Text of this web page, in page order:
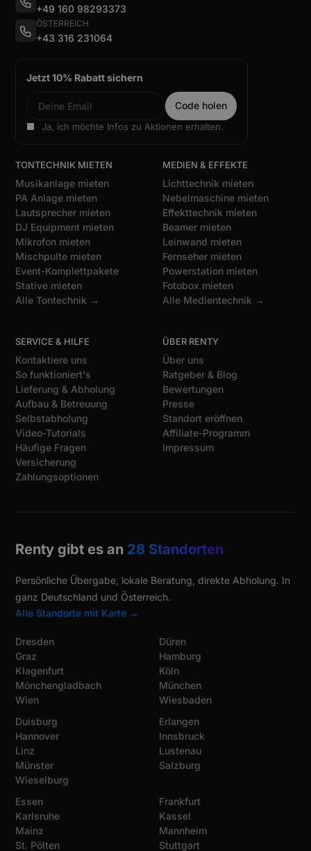
+49 160 98293373
ÖSTERREICH
+43 316 231064
Jetzt 10% Rabatt sichern
Ja, ich möchte Infos zu Aktionen erhalten.
TONTECHNIK MIETEN
Musikanlage mieten
PA Anlage mieten
Lautsprecher mieten
DJ Equipment mieten
Mikrofon mieten
Mischpulte mieten
Event-Komplettpakete
Stative mieten
Alle Tontechnik →
MEDIEN & EFFEKTE
Lichttechnik mieten
Nebelmaschine mieten
Effekttechnik mieten
Beamer mieten
Leinwand mieten
Fernseher mieten
Powerstation mieten
Fotobox mieten
Alle Medientechnik →
SERVICE & HILFE
Kontaktiere uns
So funktioniert's
Lieferung & Abholung
Aufbau & Betreuung
Selbstabholung
Video-Tutorials
Häufige Fragen
Versicherung
Zahlungsoptionen
ÜBER RENTY
Über uns
Ratgeber & Blog
Bewertungen
Presse
Standort eröffnen
Affiliate-Programm
Impressum
Renty gibt es an 28 Standorten
Persönliche Übergabe, lokale Beratung, direkte Abholung. In
ganz Deutschland und Österreich.
Alle Standorte mit Karte →
Dresden
Graz
Klagenfurt
Mönchengladbach
Wien
Düren
Hamburg
Köln
München
Wiesbaden
Duisburg
Hannover
Linz
Münster
Wieselburg
Erlangen
Innsbruck
Lustenau
Salzburg
Essen
Karlsruhe
Mainz
St. Pölten
Frankfurt
Kassel
Mannheim
Stuttgart